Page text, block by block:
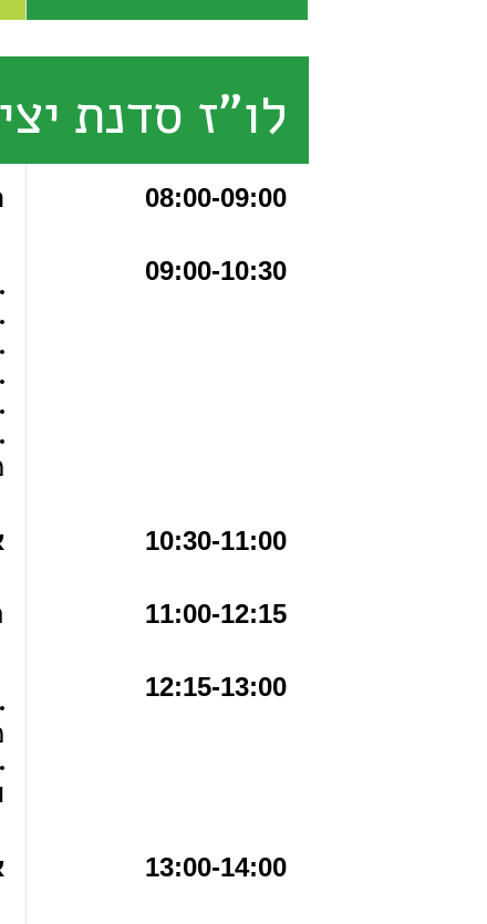
לו"ז סדנת
08:00-09:00
09:00-10:30
10:30-11:00
11:00-12:15
12:15-13:00
13:00-14:00